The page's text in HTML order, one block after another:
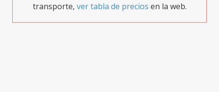
transporte, ver tabla de precios en la web.